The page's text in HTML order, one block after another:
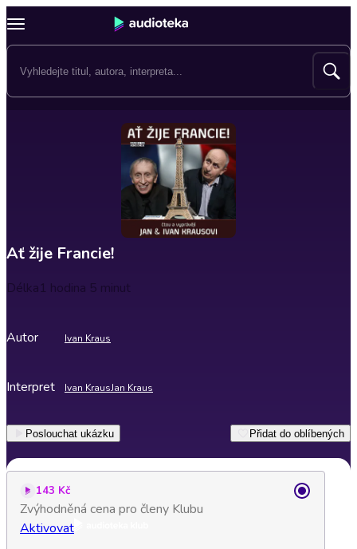
Ať žije Francie!
Délka1 hodina 5 minut
Autor Ivan Kraus
Interpret Ivan KrausJan Kraus
Poslouchat ukázku Přidat do oblíbených
143 Kč
Zvýhodněná cena pro členy Klubu
Aktivovat